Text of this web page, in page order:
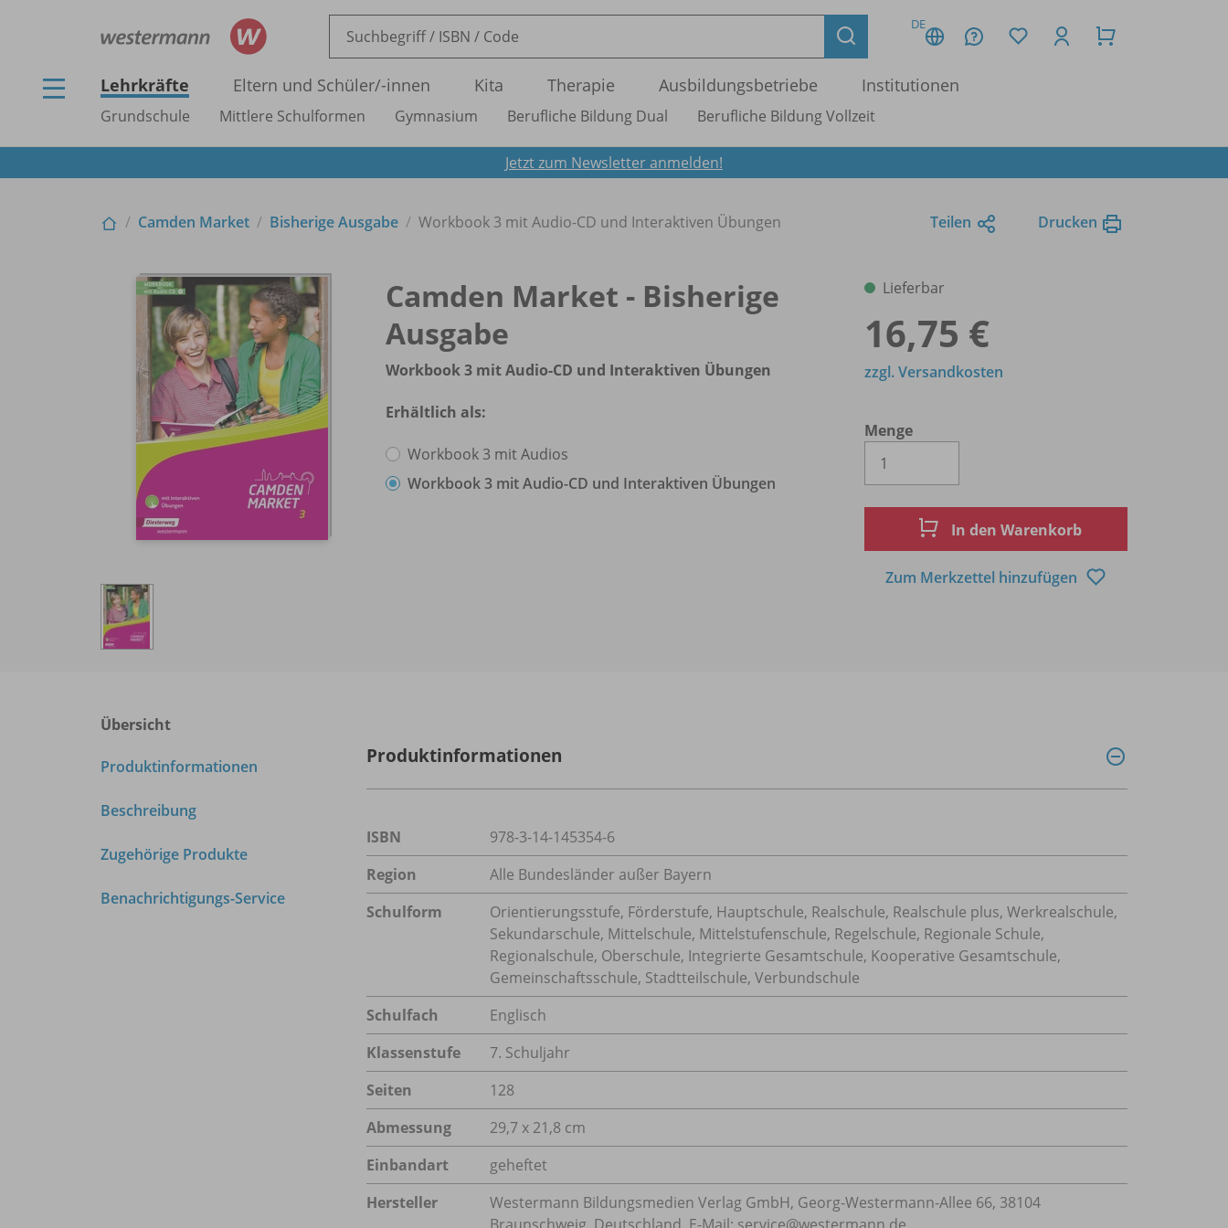
DE
Lehrkräfte Eltern und Schüler/-innen Kita Therapie Ausbildungsbetriebe Institutionen
Grundschule Mittlere Schulformen Gymnasium Berufliche Bildung Dual Berufliche Bildung Vollzeit
Jetzt zum Newsletter anmelden!
Camden Market Bisherige Ausgabe Workbook 3 mit Audio-CD und Interaktiven Übungen Teilen Drucken
Camden Market - Bisherige
Ausgabe
Workbook 3 mit Audio-CD und Interaktiven Übungen
Erhältlich als:
Workbook 3 mit Audios
Workbook 3 mit Audio-CD und Interaktiven Übungen
Lieferbar
16,75 €
Menge
zzgl. Versandkosten
In den Warenkorb
Zum Merkzettel hinzufügen
Übersicht
Produktinformationen
Beschreibung
Zugehörige Produkte
Benachrichtigungs-Service
Produktinformationen
ISBN
978-3-14-145354-6
Region
Alle Bundesländer außer Bayern
Schulform
Orientierungsstufe, Förderstufe, Hauptschule, Realschule, Realschule plus, Werkrealschule,
Sekundarschule, Mittelschule, Mittelstufenschule, Regelschule, Regionale Schule,
Regionalschule, Oberschule, Integrierte Gesamtschule, Kooperative Gesamtschule,
Gemeinschaftsschule, Stadtteilschule, Verbundschule
Schulfach
Englisch
Klassenstufe
7. Schuljahr
Seiten
128
Abmessung
29,7 x 21,8 cm
Einbandart
geheftet
Hersteller
Westermann Bildungsmedien Verlag GmbH, Georg-Westermann-Allee 66, 38104
Braunschweig, Deutschland, E-Mail: service@westermann.de